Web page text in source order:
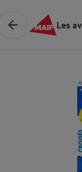
Les